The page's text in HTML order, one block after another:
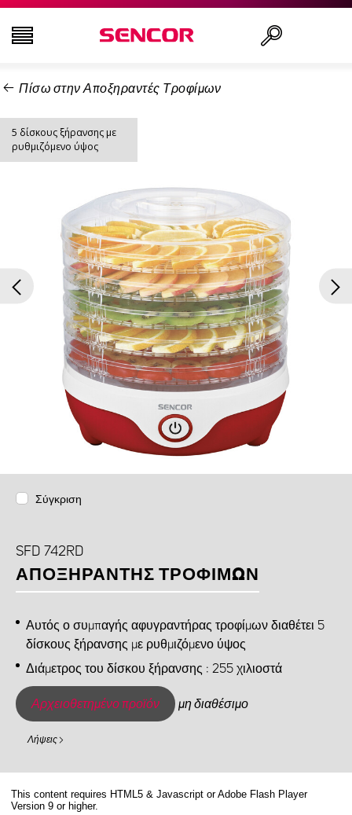
ΤΗΛΕΟΡΆΣΕΙΣ
ΕΙΚΌΝΑ & ΉΧΟΣ
ΟΙΚΙΑΚΌΣ ΕΞΟΠΛΙΣΜΌΣ
ΝΟΙΚΟΚΥΡΙΌ
ΥΓΕΊΑ ΚΑΙ ΟΜΟΡΦΙΆ
ΕΊΔΗ ΓΡΑΦΕΊΟΥ ΚΑΙ ΚΑΛΏΔΙΑ
Πίσω στην Αποξηραντές Τροφίμων
5 δίσκους ξήρανσης με
ρυθμιζόμενο ύψος
Σύγκριση
SFD 742RD
ΑΠΟΞΗΡΑΝΤΉΣ ΤΡΟΦΊΜΩΝ
Αυτός ο συμπαγής αφυγραντήρας τροφίμων διαθέτει 5
δίσκους ξήρανσης με ρυθμιζόμενο ύψος
Διάμετρος του δίσκου ξήρανσης : 255 χιλιοστά
Αρχειοθετημένο προϊόν μη διαθέσιμο
Λήψεις